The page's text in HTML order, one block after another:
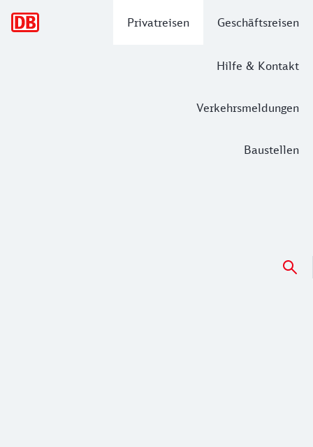
Privatreisen Geschäftsreisen
Hilfe & Kontakt
Verkehrsmeldungen
Baustellen